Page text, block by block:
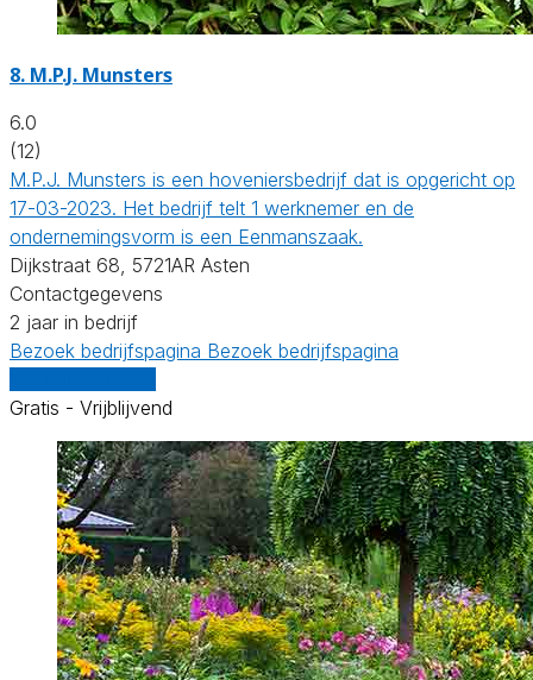
8. M.P.J. Munsters
6.0
(12)
M.P.J. Munsters is een hoveniersbedrijf dat is opgericht op
17-03-2023. Het bedrijf telt 1 werknemer en de
ondernemingsvorm is een Eenmanszaak.
Dijkstraat 68, 5721AR Asten
Contactgegevens
2 jaar in bedrijf
Bezoek bedrijfspagina Bezoek bedrijfspagina
Gratis - Vrijblijvend